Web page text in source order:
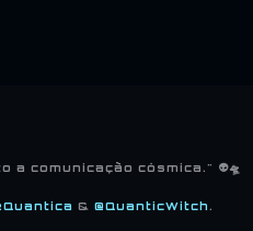
comunicação cósmica." 👽🛸
& @QuanticWitch .